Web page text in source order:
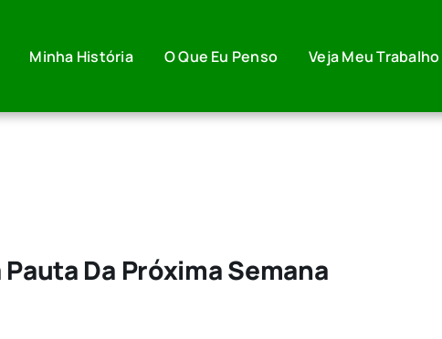
Minha História O Que Eu Penso Veja Meu Trabalho
Da Próxima Semana